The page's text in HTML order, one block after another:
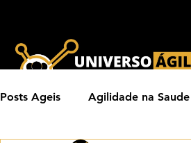
Posts Ageis Agilidade na Saude